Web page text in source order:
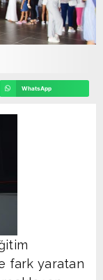
WhatsApp
fark yaratan